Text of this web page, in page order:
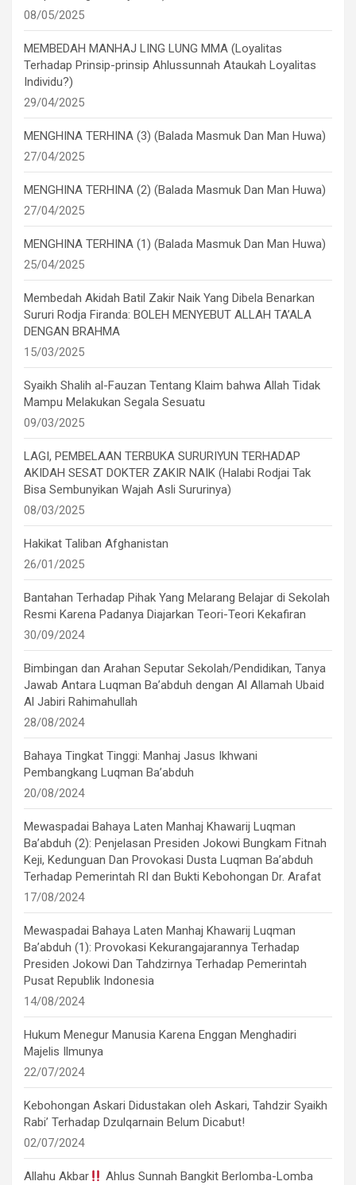
08/05/2025
MEMBEDAH MANHAJ LING LUNG MMA (Loyalitas
Terhadap Prinsip-prinsip Ahlussunnah Ataukah Loyalitas
Individu?)
29/04/2025
MENGHINA TERHINA (3) (Balada Masmuk Dan Man Huwa)
27/04/2025
MENGHINA TERHINA (2) (Balada Masmuk Dan Man Huwa)
27/04/2025
MENGHINA TERHINA (1) (Balada Masmuk Dan Man Huwa)
25/04/2025
Membedah Akidah Batil Zakir Naik Yang Dibela Benarkan
Sururi Rodja Firanda: BOLEH MENYEBUT ALLAH TA’ALA
DENGAN BRAHMA
15/03/2025
Syaikh Shalih al-Fauzan Tentang Klaim bahwa Allah Tidak
Mampu Melakukan Segala Sesuatu
09/03/2025
LAGI, PEMBELAAN TERBUKA SURURIYUN TERHADAP
AKIDAH SESAT DOKTER ZAKIR NAIK (Halabi Rodjai Tak
Bisa Sembunyikan Wajah Asli Sururinya)
08/03/2025
Hakikat Taliban Afghanistan
26/01/2025
Bantahan Terhadap Pihak Yang Melarang Belajar di Sekolah
Resmi Karena Padanya Diajarkan Teori-Teori Kekafiran
30/09/2024
Bimbingan dan Arahan Seputar Sekolah/Pendidikan, Tanya
Jawab Antara Luqman Ba’abduh dengan Al Allamah Ubaid
Al Jabiri Rahimahullah
28/08/2024
Bahaya Tingkat Tinggi: Manhaj Jasus Ikhwani
Pembangkang Luqman Ba’abduh
20/08/2024
Mewaspadai Bahaya Laten Manhaj Khawarij Luqman
Ba’abduh (2): Penjelasan Presiden Jokowi Bungkam Fitnah
Keji, Kedunguan Dan Provokasi Dusta Luqman Ba’abduh
Terhadap Pemerintah RI dan Bukti Kebohongan Dr. Arafat
17/08/2024
Mewaspadai Bahaya Laten Manhaj Khawarij Luqman
Ba’abduh (1): Provokasi Kekurangajarannya Terhadap
Presiden Jokowi Dan Tahdzirnya Terhadap Pemerintah
Pusat Republik Indonesia
14/08/2024
Hukum Menegur Manusia Karena Enggan Menghadiri
Majelis Ilmunya
22/07/2024
Kebohongan Askari Didustakan oleh Askari, Tahdzir Syaikh
Rabi’ Terhadap Dzulqarnain Belum Dicabut!
02/07/2024
Allahu Akbar
Ahlus Sunnah Bangkit Berlomba-Lomba